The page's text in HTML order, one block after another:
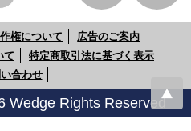
権について
広告のご案内
て
特定商取引法に基づく表示
合わせ
Wedge Rights Reserved